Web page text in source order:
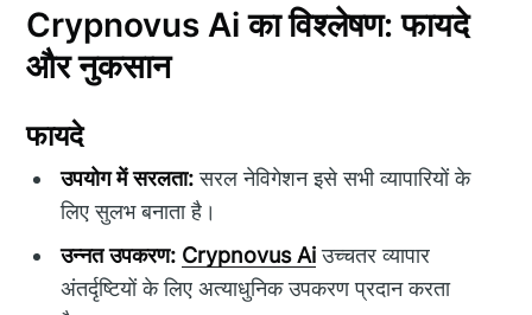
Crypnovus Ai का विश्लेषण: फायदे
और नुकसान
फायदे
उपयोग में सरलता:सरल नेविगेशन इसे सभी व्यापारियों के
लिए सुलभ बनाता है।
उन्नत उपकरण: Crypnovus Aiउच्चतर व्यापार
अंतर्दृष्टियों के लिए अत्याधुनिक उपकरण प्रदान करता